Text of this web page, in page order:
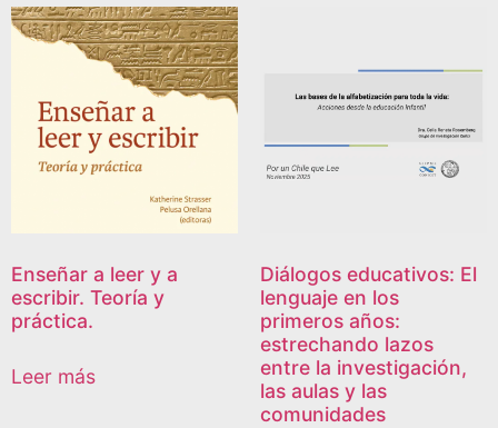
Enseñar a leer y a
escribir. Teoría y
práctica.
Leer más
Diálogos educativos: El
lenguaje en los
primeros años:
estrechando lazos
entre la investigación,
las aulas y las
comunidades